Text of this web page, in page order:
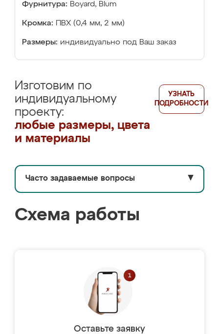
Фурнитура: Boyard, Blum
Кромка: ПВХ (0,4 мм, 2 мм)
Размеры: индивидуально под Ваш заказ
Изготовим по
индивидуальному
проекту:
любые размеры, цвета
и материалы
УЗНАТЬ
ПОДРОБНОСТИ
Часто задаваемые вопросы ▼
Схема работы
Оставьте заявку